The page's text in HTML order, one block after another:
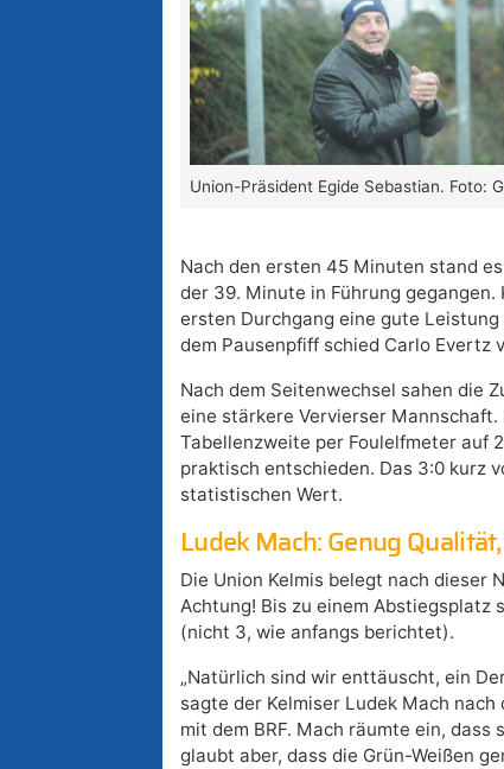
Union-Präsident Egide Sebastian. Foto:
Nach den ersten 45 Minuten stand
der 39. Minute in Führung
ersten Durchgang eine gute
dem Pausenpfiff schied Carlo Evertz
Nach dem Seitenwechsel sahen die
eine stärkere Vervierser
Tabellenzweite per Foulelfmeter auf
praktisch entschieden. Das 3:0 kurz
statistischen Wert.
Ludek Mach: Genug
Die Union Kelmis belegt nach dieser
Achtung! Bis zu einem Abstiegsplatz
(nicht 3, wie anfangs berichtet).
„Natürlich sind wir enttäuscht, ein
sagte der Kelmiser Ludek Mach
mit dem BRF. Mach räumte ein,
glaubt aber, dass die Grün-Weißen